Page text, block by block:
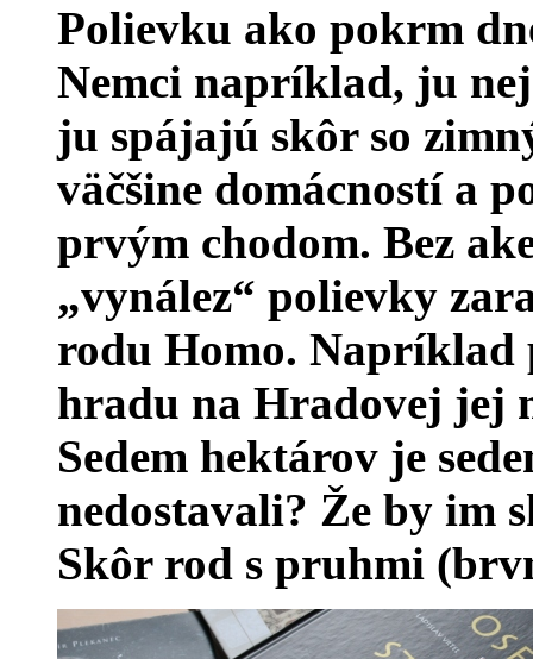
Košicami
a
najstaršia
polievka
Polievku ako pokrm
Nemci napríklad, ju
ju spájajú skôr so
väčšine domácností a
prvým chodom. Bez
„vynález“ polievky
rodu Homo. Napríklad
hradu na Hradovej jej
Sedem hektárov je
nedostavali? Že by im
Skôr rod s pruhmi